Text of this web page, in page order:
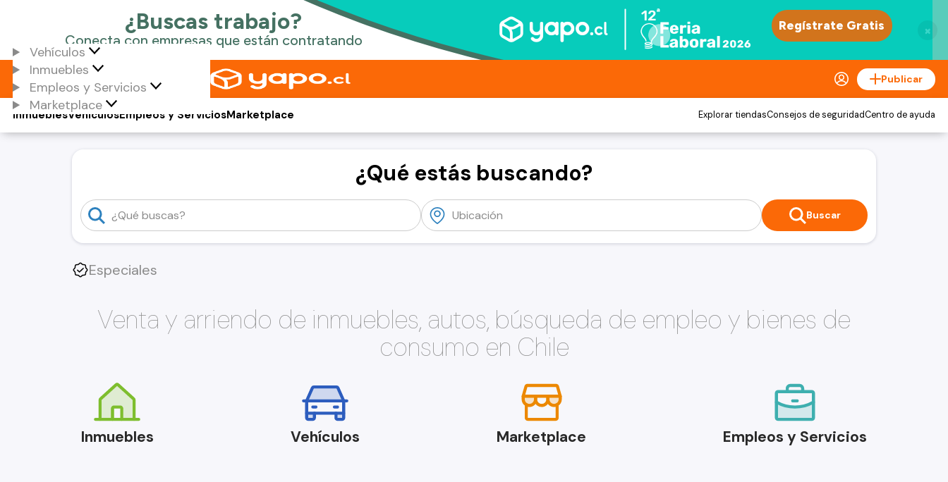
×
Vehículos
Inmuebles
Empleos y Servicios
Marketplace
Publicar
Vehículos
Inmuebles Empleos y ServiciosMarketplace Explorar tiendasConsejos de seguridadCentro de ayuda
¿Qué estás buscando?
Buscar
Especiales
Venta y arriendo de inmuebles, autos, búsqueda de empleo y bienes de
consumo en Chile
Inmuebles Vehículos Marketplace Empleos y Servicios